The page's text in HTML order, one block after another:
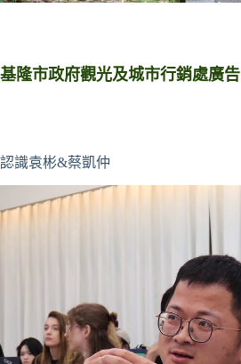
基隆市政府觀光及城市行銷處廣告
認識袁彬&蔡凱仲